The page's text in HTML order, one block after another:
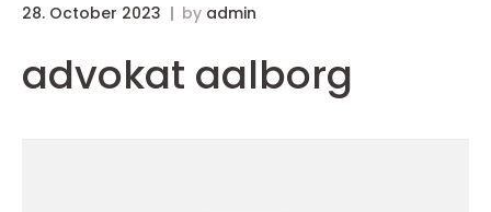
28. October 2023 by admin
advokat aalborg